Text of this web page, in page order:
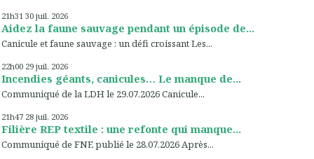
21h31 30 juil. 2026
Aidez la faune sauvage pendant un épisode de...
Canicule et faune sauvage : un défi croissant Les...
22h00 29 juil. 2026
Incendies géants, canicules… Le manque de...
Communiqué de la LDH le 29.07.2026 Canicule...
21h47 28 juil. 2026
Filière REP textile : une refonte qui manque...
Communiqué de FNE publié le 28.07.2026 Après...